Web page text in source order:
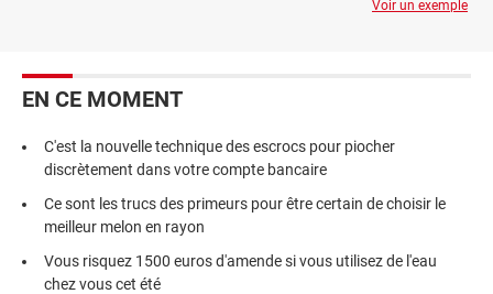
Voir un exemple
EN CE MOMENT
C'est la nouvelle technique des escrocs pour piocher
discrètement dans votre compte bancaire
Ce sont les trucs des primeurs pour être certain de choisir le
meilleur melon en rayon
Vous risquez 1500 euros d'amende si vous utilisez de l'eau
chez vous cet été